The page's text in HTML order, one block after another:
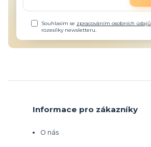
Souhlasím se zpracováním osobních údajů
rozesílky newsletteru.
Informace pro zákazníky
O nás